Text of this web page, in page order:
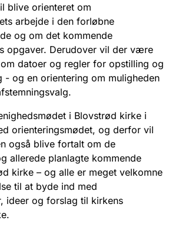
blive orienteret om
arbejde i den forløbne
og om det kommende
opgaver. Derudover vil der være
datoer og regler for opstilling og
- og en orientering om muligheden
i Blovstrød kirke i
orienteringsmødet, og derfor vil
også blive fortalt om de
allerede planlagte kommende
kirke – og alle er meget velkomne
til at byde ind med
ideer og forslag til kirkens